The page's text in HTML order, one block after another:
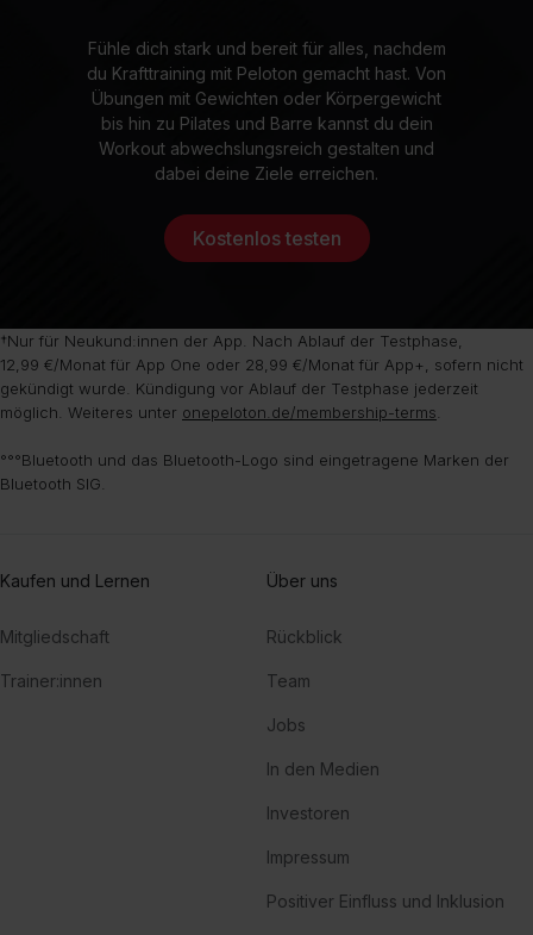
Fühle dich stark und bereit für alles, nachdem
du Krafttraining mit Peloton gemacht hast. Von
Übungen mit Gewichten oder Körpergewicht
bis hin zu Pilates und Barre kannst du dein
Workout abwechslungsreich gestalten und
dabei deine Ziele erreichen.
Kostenlos testen
†Nur für Neukund:innen der App. Nach Ablauf der Testphase,
12,99 €/Monat für App One oder 28,99 €/Monat für App+, sofern nicht
gekündigt wurde. Kündigung vor Ablauf der Testphase jederzeit
möglich. Weiteres unter onepeloton.de/membership-terms
°°°Bluetooth und das Bluetooth-Logo sind eingetragene Marken der
Bluetooth SIG.
Kaufen und Lernen
Mitgliedschaft
Trainer:innen
Über uns
Rückblick
Team
Jobs
In den Medien
Investoren
Impressum
Positiver Einfluss und Inklusion